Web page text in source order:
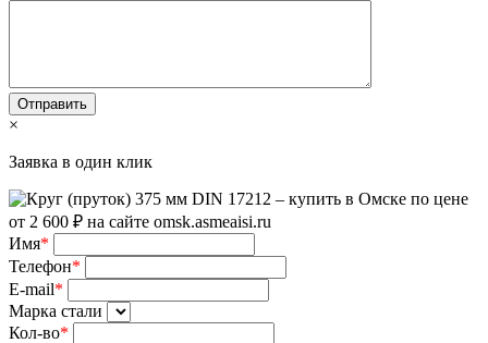
×
Заявка в один клик
Имя*
Телефон*
E-mail*
Марка стали
Кол-во*